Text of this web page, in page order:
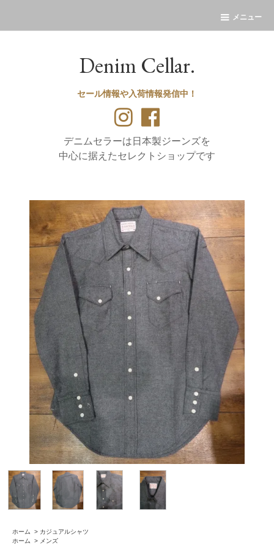
メニュー
Denim Cellar.
セール情報や入荷情報発信中！
デニムセラーは日本製ジーンズを
中心に据えたセレクトショップです
ホーム > カジュアルシャツ
ホーム
> メンズ